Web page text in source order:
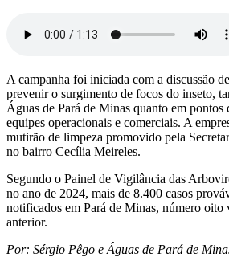
A campanha foi iniciada com a discussão
prevenir o surgimento de focos do inseto,
Águas de Pará de Minas quanto em pontos
equipes operacionais e comerciais. A
mutirão de limpeza promovido pela
no bairro Cecília Meireles.
Segundo o Painel de Vigilância das
no ano de 2024, mais de 8.400 casos
notificados em Pará de Minas, número oito
anterior.
Por: Sérgio Pêgo e Águas de Pará de